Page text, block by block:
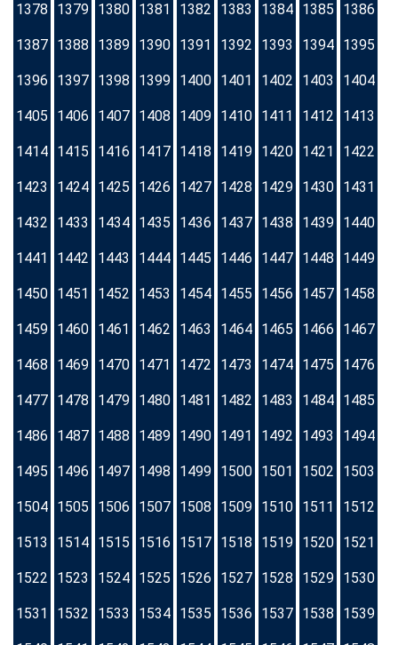
1378 1379 1380 1381 1382 1383 1384 1385 1386
1387 1388 1389 1390 1391 1392 1393 1394 1395
1396 1397 1398 1399 1400 1401 1402 1403 1404
1405 1406 1407 1408 1409 1410 1411 1412 1413
1414 1415 1416 1417 1418 1419 1420 1421 1422
1423 1424 1425 1426 1427 1428 1429 1430 1431
1432 1433 1434 1435 1436 1437 1438 1439 1440
1441 1442 1443 1444 1445 1446 1447 1448 1449
1450 1451 1452 1453 1454 1455 1456 1457 1458
1459 1460 1461 1462 1463 1464 1465 1466 1467
1468 1469 1470 1471 1472 1473 1474 1475 1476
1477 1478 1479 1480 1481 1482 1483 1484 1485
1486 1487 1488 1489 1490 1491 1492 1493 1494
1495 1496 1497 1498 1499 1500 1501 1502 1503
1504 1505 1506 1507 1508 1509 1510 1511 1512
1513 1514 1515 1516 1517 1518 1519 1520 1521
1522 1523 1524 1525 1526 1527 1528 1529 1530
1531 1532 1533 1534 1535 1536 1537 1538 1539